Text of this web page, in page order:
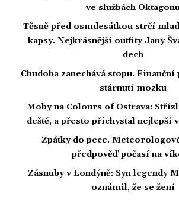
ve službách
Těsně před osmdesátkou strčí
kapsy. Nejkrásnější outfity Jany
dech
Chudoba zanechává stopu.
stárnutí mozku
Moby na Colours of Ostrava:
deště, a přesto přichystal nejlepší
Zpátky do pece.
předpověď počasí na
Zásnuby v Londýně: Syn legendy
oznámil, že se žení